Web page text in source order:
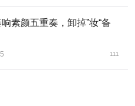
素颜五重奏，卸掉”妆“备
111